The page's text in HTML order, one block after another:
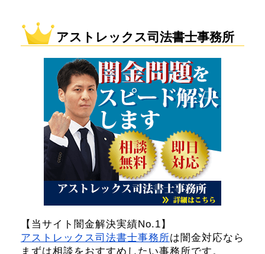
アストレックス司法書士事務所
【当サイト闇金解決実績No.1】
アストレックス司法書士事務所は闇金対応なら
まずは相談をおすすめしたい事務所です。